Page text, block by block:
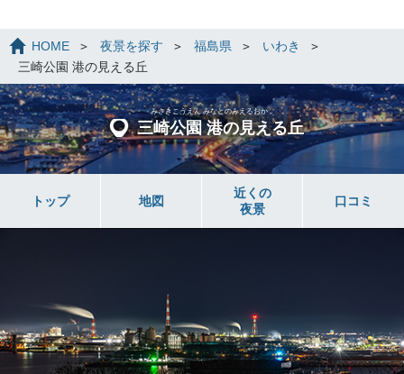
HOME 夜景を探す 福島県
いわき
三崎公園 港の見える丘
三崎公園 港の見える丘
みさきこうえん みなとのみえるおか
トップ 地図
近くの
夜景
口コミ